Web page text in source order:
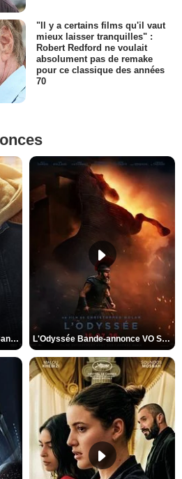
"Il y a certains films qu'il vaut
mieux laisser tranquilles" :
Robert Redford ne voulait
absolument pas de remake
pour ce classique des années
70
Spider-Man: Brand New Day Bande-annonce VO STFR L'Odyssée Bande-annonce VO STFR